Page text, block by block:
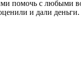
помочь с любыми
и дали деньги.